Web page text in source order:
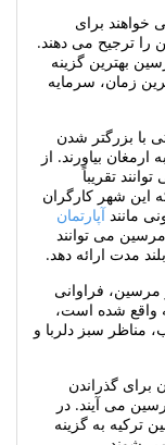
خواهند برای
ترجیح می دهند.
بهترین گزینه
زمان، سرمایه
با بزرگتر شدن
بیاورند. از
تقریباً
این شهر کارگران
مانندآپارتمان
می توانند
مدت ارائه دهد.
فراوانی
واقع شده است،
سبز دلربا و
برای گذراندن
می آیند. در
ترکیه به گزینه
شوند.